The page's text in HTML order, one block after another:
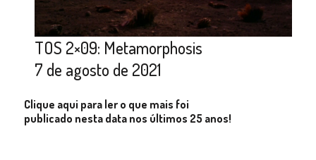
TOS 2×09: Metamorphosis
7 de agosto de 2021
Clique aqui para ler o que mais foi
publicado nesta data nos últimos 25 anos!